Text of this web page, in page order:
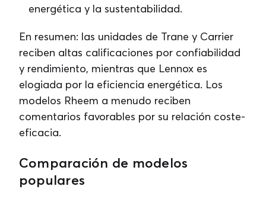
energética y la sustentabilidad.
En resumen: las unidades de Trane y Carrier
reciben altas calificaciones por confiabilidad
y rendimiento, mientras que Lennox es
elogiada por la eficiencia energética. Los
modelos Rheem a menudo reciben
comentarios favorables por su relación coste-
eficacia.
Comparación de modelos
populares